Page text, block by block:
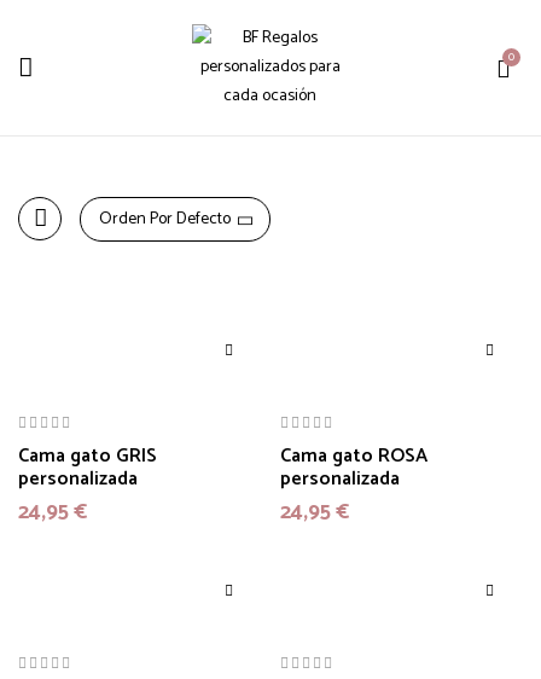
0
Orden Por Defecto
Cama gato GRIS
personalizada
24,95€
Cama gato ROSA
personalizada
24,95€